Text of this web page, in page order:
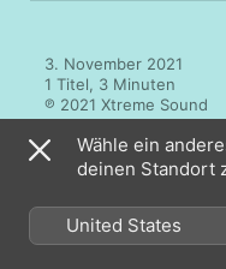
3. November 2021
1 Titel, 3 Minuten
℗ 2021 Xtreme Sound
Mehr von FBKK
Wähle ein
deinen Standort
United States